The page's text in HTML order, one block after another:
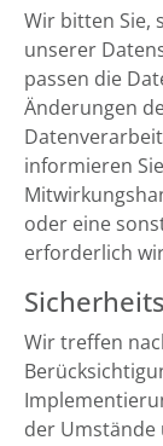
Wir bitten Sie,
unserer
passen die
Änderungen
informieren
oder eine
erforderlich
Wir treffen
der Umstände